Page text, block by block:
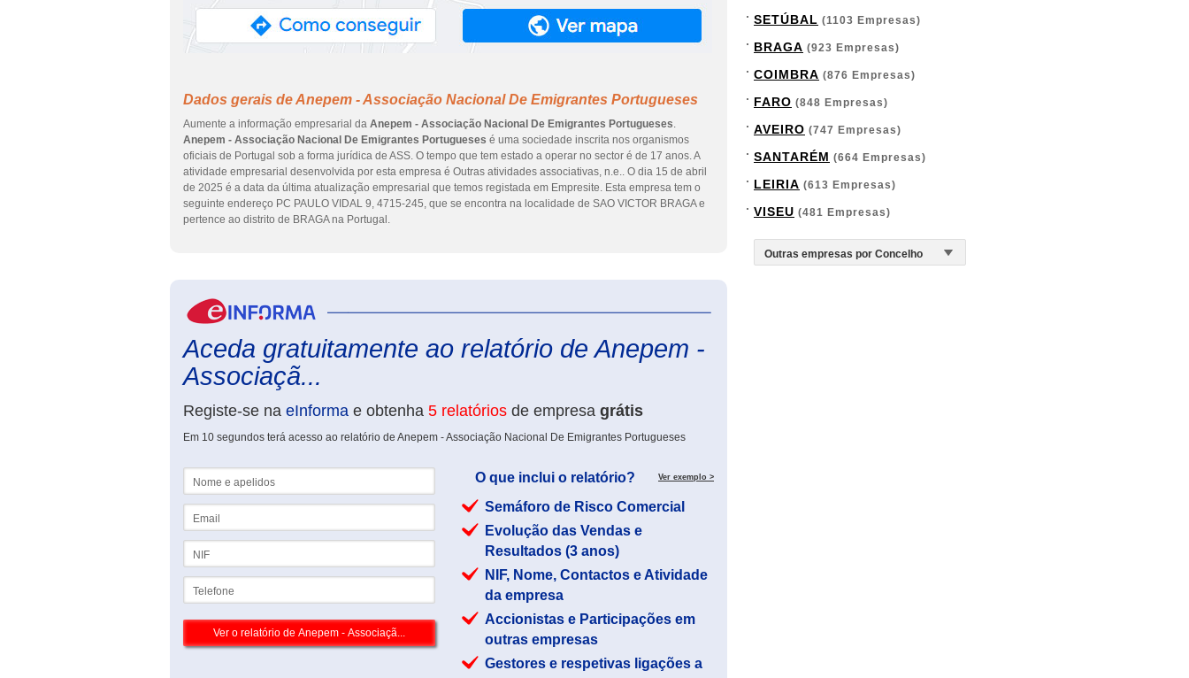
Dados gerais de Anepem - Associação Nacional De Emigrantes Portugueses
Aumente a informação empresarial da Anepem - Associação Nacional De Emigrantes Portugueses.
Anepem - Associação Nacional De Emigrantes Portugueses é uma sociedade inscrita nos organismos
oficiais de Portugal sob a forma jurídica de ASS. O tempo que tem estado a operar no sector é de 17 anos. A
atividade empresarial desenvolvida por esta empresa é Outras atividades associativas, n.e.. O dia 15 de abril
de 2025 é a data da última atualização empresarial que temos registada em Empresite. Esta empresa tem o
seguinte endereço PC PAULO VIDAL 9, 4715-245, que se encontra na localidade de SAO VICTOR BRAGA e
pertence ao distrito de BRAGA na Portugal.
Aceda gratuitamente ao relatório de Anepem -
Associaçã...
Registe-se na eInforma e obtenha 5 relatórios de empresa grátis
Em 10 segundos terá acesso ao relatório de Anepem - Associação Nacional De Emigrantes Portugueses
O que inclui o relatório? Ver exemplo >
Semáforo de Risco Comercial
Evolução das Vendas e
Resultados (3 anos)
NIF, Nome, Contactos e Atividade
da empresa
Accionistas e Participações em
outras empresas
Gestores e respetivas ligações a
SETÚBAL (1103 Empresas)
BRAGA (923 Empresas)
COIMBRA (876 Empresas)
FARO (848 Empresas)
AVEIRO (747 Empresas)
SANTARÉM (664 Empresas)
LEIRIA (613 Empresas)
VISEU (481 Empresas)